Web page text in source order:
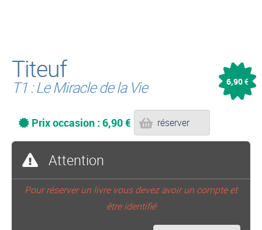
Titeuf
T1 : Le Miracle de la Vie 6,90€
Prix occasion : 6,90 € réserver
Attention
Pour réserver un livre vous devez avoir un compte et
être identifié